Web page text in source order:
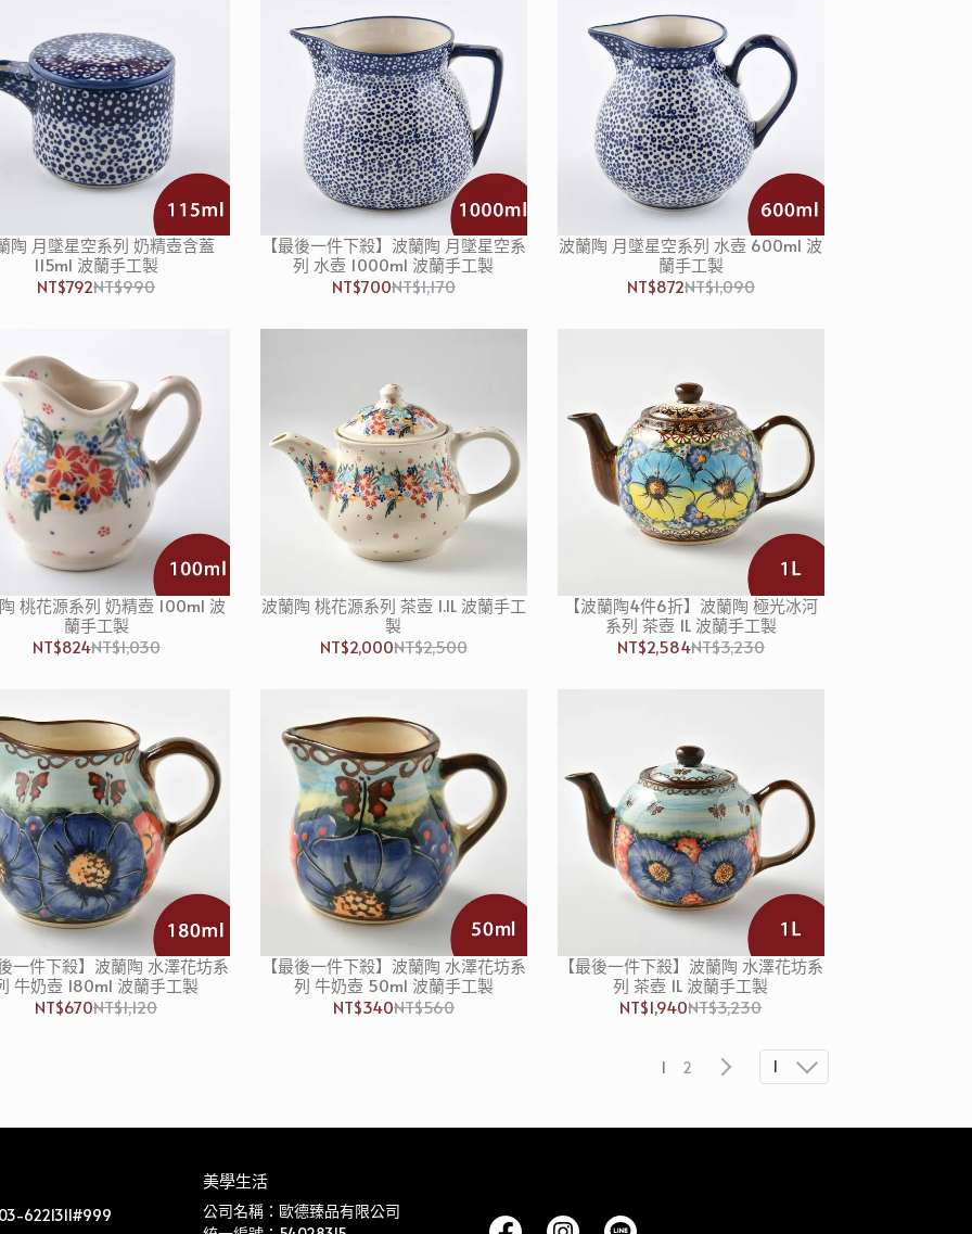
陶 月墜星空系列 奶精壺含蓋
115ml 波蘭手工製
NT$792NT$990
【最後一件下殺】波蘭陶 月墜星空系
列 水壺 1000ml 波蘭手工製
NT$700NT$1,170
波蘭陶 月墜星空系列 水壺 600ml 波
蘭手工製
NT$872NT$1,090
桃花源系列 奶精壺 100ml 波
蘭手工製
NT$824NT$1,030
波蘭陶 桃花源系列 茶壺 1.1L 波蘭手工
製
NT$2,000NT$2,500
【波蘭陶4件6折】波蘭陶 極光冰河
系列 茶壺 1L 波蘭手工製
NT$2,584NT$3,230
一件下殺】波蘭陶 水澤花坊系
牛奶壺 180ml 波蘭手工製
NT$670NT$1,120
【最後一件下殺】波蘭陶 水澤花坊系
列 牛奶壺 50ml 波蘭手工製
NT$340NT$560
【最後一件下殺】波蘭陶 水澤花坊系
列 茶壺 1L 波蘭手工製
NT$1,940NT$3,230
1 2 1
6221311#999
美學生活
公司名稱：歐德臻品有限公司